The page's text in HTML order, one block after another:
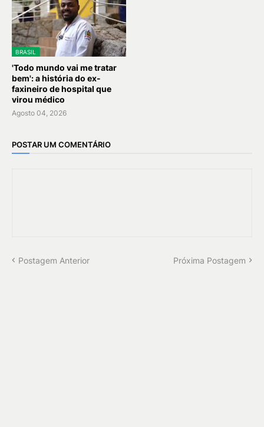
BRASIL
'Todo mundo vai me tratar
bem': a história do ex-
faxineiro de hospital que
virou médico
Agosto 04, 2026
POSTAR UM COMENTÁRIO
Postagem Anterior Próxima Postagem